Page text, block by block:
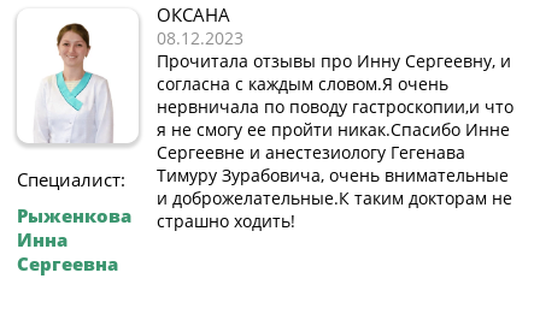
Специалист:
Рыженкова
Инна
Сергеевна
ОКСАНА
08.12.2023
Прочитала отзывы про Инну Сергеевну, и
согласна с каждым словом.Я очень
нервничала по поводу гастроскопии,и что
я не смогу ее пройти никак.Спасибо Инне
Сергеевне и анестезиологу Гегенава
Тимуру Зурабовича, очень внимательные
и доброжелательные.К таким докторам не
страшно ходить!